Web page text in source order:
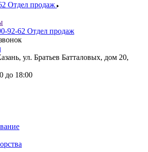
Отдел продаж
92-62 Отдел продаж
ул. Братьев Батталовых, дом 20,
до 18:00